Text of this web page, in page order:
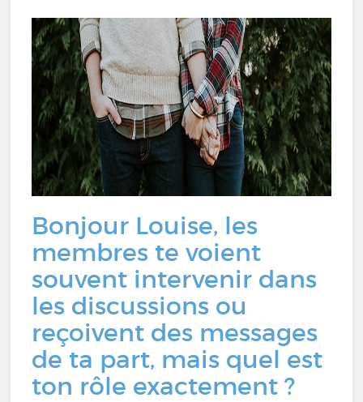
Bonjour Louise, les
membres te voient
souvent intervenir dans
les discussions ou
reçoivent des messages
de ta part, mais quel est
ton rôle exactement ?